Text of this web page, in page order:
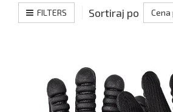
FILTERS Sortiraj po Cena